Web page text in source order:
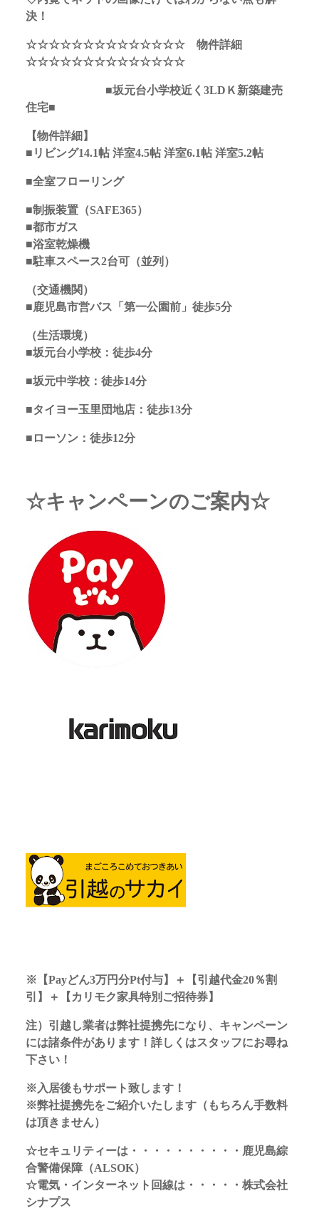
決！
☆☆☆☆☆☆☆☆☆☆☆☆☆☆ 物件詳細
☆☆☆☆☆☆☆☆☆☆☆☆☆☆
■坂元台小学校近く3LDＫ 新築建売
住宅■
【物件詳細】
■リビング14.1帖 洋室4.5帖 洋室6.1帖 洋室5.2帖
■全室フローリング
■制振装置（SAFE365）
■都市ガス
■浴室乾燥機
■駐車スペース2台可（並列）
（交通機関）
■鹿児島市営バス「第一公園前」徒歩5分
（生活環境）
■坂元台小学校：徒歩4分
■坂元中学校：徒歩14分
■タイヨー玉里団地店：徒歩13分
■ローソン：徒歩12分
☆キャンペーンのご案内☆
※ 【Payどん3万円分Pt付与】＋【引越代金20％割
引】＋【カリモク家具特別ご招待券】
注）引越し業者は弊社提携先になり、キャンペーン
には諸条件があります！詳しくはスタッフにお尋ね
下さい！
※入居後もサポート致します！
※弊社提携先をご紹介いたします（もちろん手数料
は頂きません）
☆セキュリティーは・・・・・・・・・・鹿児島綜
合警備保障（ALSOK）
☆電気・インターネット回線は・・・・・株式会社
シナプス